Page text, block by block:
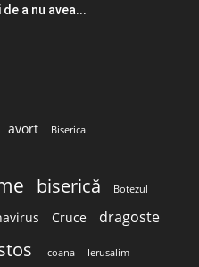
a nu avea...
avort Biserica
biserică Botezul
Cruce dragoste
Icoana Ierusalim